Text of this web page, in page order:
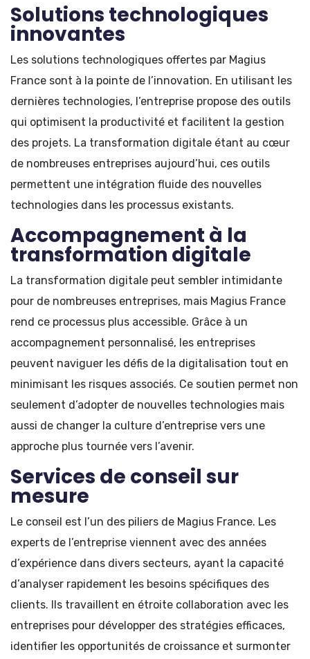
Solutions technologiques
innovantes
Les solutions technologiques offertes par Magius
France sont à la pointe de l’innovation. En utilisant les
dernières technologies, l’entreprise propose des outils
qui optimisent la productivité et facilitent la gestion
des projets. La transformation digitale étant au cœur
de nombreuses entreprises aujourd’hui, ces outils
permettent une intégration fluide des nouvelles
technologies dans les processus existants.
Accompagnement à la
transformation digitale
La transformation digitale peut sembler intimidante
pour de nombreuses entreprises, mais Magius France
rend ce processus plus accessible. Grâce à un
accompagnement personnalisé, les entreprises
peuvent naviguer les défis de la digitalisation tout en
minimisant les risques associés. Ce soutien permet non
seulement d’adopter de nouvelles technologies mais
aussi de changer la culture d’entreprise vers une
approche plus tournée vers l’avenir.
Services de conseil sur
mesure
Le conseil est l’un des piliers de Magius France. Les
experts de l’entreprise viennent avec des années
d’expérience dans divers secteurs, ayant la capacité
d’analyser rapidement les besoins spécifiques des
clients. Ils travaillent en étroite collaboration avec les
entreprises pour développer des stratégies efficaces,
identifier les opportunités de croissance et surmonter